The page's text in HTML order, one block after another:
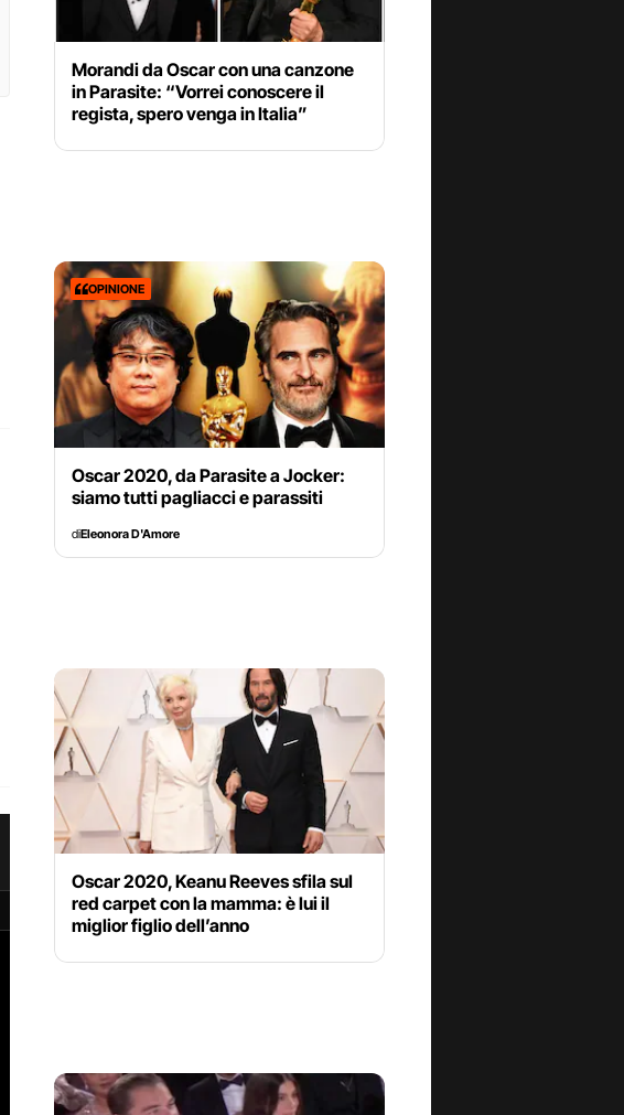
Morandi da Oscar con una canzone
in Parasite: “Vorrei conoscere il
regista, spero venga in Italia”
OPINIONE
Oscar 2020, da Parasite a Jocker:
siamo tutti pagliacci e parassiti
diEleonora D'Amore
Oscar 2020, Keanu Reeves sfila sul
red carpet con la mamma: è lui il
miglior figlio dell’anno